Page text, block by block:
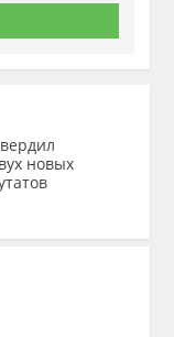
новых